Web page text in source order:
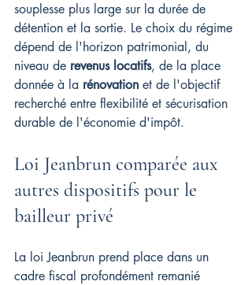
souplesse plus large sur la durée de
détention et la sortie. Le choix du régime
dépend de l'horizon patrimonial, du
niveau de revenus locatifs, de la place
donnée à la rénovation et de l'objectif
recherché entre flexibilité et sécurisation
durable de l'économie d'impôt.
Loi Jeanbrun comparée aux
autres dispositifs pour le
bailleur privé
La loi Jeanbrun prend place dans un
cadre fiscal profondément remanié